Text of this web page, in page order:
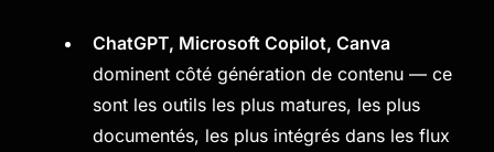
ChatGPT, Microsoft Copilot, Canva
dominent côté génération de contenu — ce
sont les outils les plus matures, les plus
documentés, les plus intégrés dans les flux